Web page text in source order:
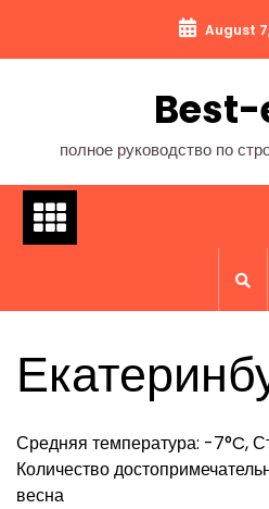
содержимому
August
полное руководство по
Средняя температура: -7°C,
Количество
весна